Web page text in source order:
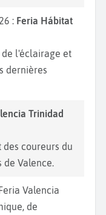
: Feria Hábitat
l'éclairage et
dernières
Trinidad
coureurs du
de Valence.
Valencia
de